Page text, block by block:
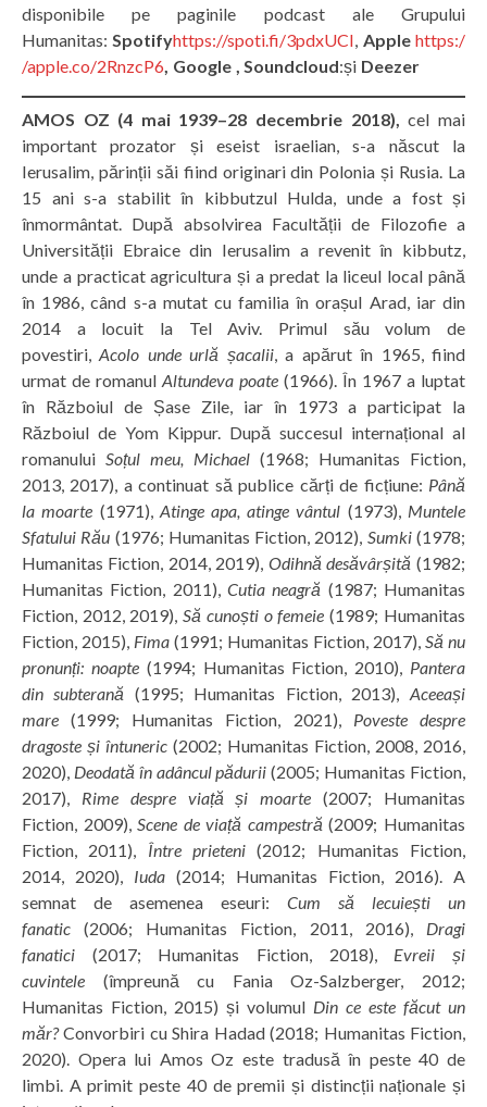
disponibile pe paginile podcast ale Grupului
Humanitas:Spotifyhttps://spoti.fi/3pdxUCI, Apple https:/
/apple.co/2RnzcP6, Google , Soundcloud:și Deezer
AMOS OZ (4 mai 1939–28 decembrie 2018),cel mai
important prozator și eseist israelian, s-a născut la
Ierusalim, părinții săi fiind originari din Polonia și Rusia. La
15 ani s-a stabilit în kibbutzul Hulda, unde a fost și
înmormântat. După absolvirea Facultății de Filozofie a
Universității Ebraice din Ierusalim a revenit în kibbutz,
unde a practicat agricultura și a predat la liceul local până
în 1986, când s-a mutat cu familia în orașul Arad, iar din
2014 a locuit la Tel Aviv. Primul său volum de
povestiri,Acolo unde urlă șacalii, a apărut în 1965, fiind
urmat de romanul Altundeva poate (1966). În 1967 a luptat
în Războiul de Șase Zile, iar în 1973 a participat la
Războiul de Yom Kippur. După succesul internațional al
romanului Soțul meu, Michael (1968; Humanitas Fiction,
2013, 2017), a continuat să publice cărți de ficțiune: Până
la moarte (1971),Atinge apa, atinge vântul (1973),Muntele
Sfatului Rău (1976; Humanitas Fiction, 2012), Sumki(1978;
Humanitas Fiction, 2014, 2019), Odihnă desăvârșită (1982;
Humanitas Fiction, 2011), Cutia neagră (1987; Humanitas
Fiction, 2012, 2019),Să cunoști o femeie(1989; Humanitas
Fiction, 2015), Fima (1991; Humanitas Fiction, 2017), Să nu
pronunți: noapte(1994; Humanitas Fiction, 2010), Pantera
din subterană (1995; Humanitas Fiction, 2013), Aceeași
mare(1999; Humanitas Fiction, 2021),Poveste despre
dragoste și întuneric (2002; Humanitas Fiction, 2008, 2016,
2020), Deodată în adâncul pădurii (2005; Humanitas Fiction,
2017), Rime despre viață și moarte (2007; Humanitas
Fiction, 2009),Scene de viață campestră (2009; Humanitas
Fiction, 2011), Între prieteni(2012; Humanitas Fiction,
2014, 2020), Iuda (2014; Humanitas Fiction, 2016). A
semnat de asemenea eseuri: Cum să lecuiești un
fanatic (2006; Humanitas Fiction, 2011, 2016), Dragi
fanatici (2017; Humanitas Fiction, 2018),Evreii și
cuvintele (împreună cu Fania Oz-Salzberger, 2012;
Humanitas Fiction, 2015) și volumul Din ce este făcut un
măr?Convorbiri cu Shira Hadad (2018; Humanitas Fiction,
2020). Opera lui Amos Oz este tradusă în peste 40 de
limbi. A primit peste 40 de premii și distincții naționale și